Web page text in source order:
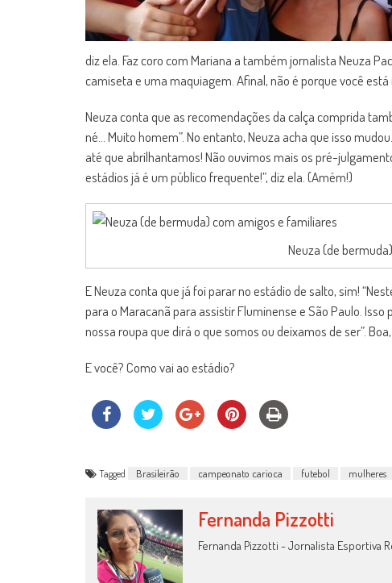
diz ela. Faz coro com Mariana a também jornalista Neuza
camiseta e uma maquiagem. Afinal, não é porque você
Neuza conta que as recomendações da calça comprida
né… Muito homem”. No entanto, Neuza acha que isso
até que abrilhantamos! Não ouvimos mais os pré-
estádios já é um público frequente!”, diz ela. (Amém!)
Neuza (de
E Neuza conta que já foi parar no estádio de salto, sim!
para o Maracanã para assistir Fluminense e São Paulo.
nossa roupa que dirá o que somos ou deixamos de ser”.
E você? Como vai ao estádio?
Tagged Brasileirão campeonato carioca futebol mulheres
Fernanda Pizzotti
Fernanda Pizzotti - Jornalista Esportiva